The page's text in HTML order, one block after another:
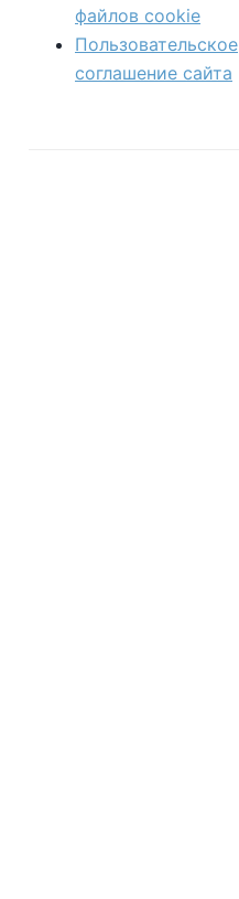
файлов сookie
Пользовательское
соглашение сайта